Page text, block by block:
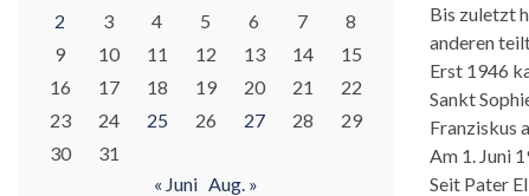
Bis zuletzt
anderen
Erst 1946
Sankt
Franziskus
Am 1. Juni
Seit Pater
2
3 4 5 6 7
8
9
10 11 12 13 14
15
16
17 18 19 20 21
22
23
24 25 26 27 28
29
30
31
« Juni Aug. »